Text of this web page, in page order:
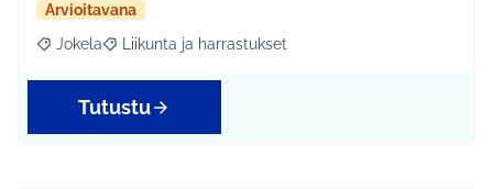
Arvioitavana
Rajaa tulokset aihepiirin mukaan: Jokela
Jokela Rajaa tulokset teeman mukaan: Liikunta ja
Liikunta ja harrastukset
Tutustu